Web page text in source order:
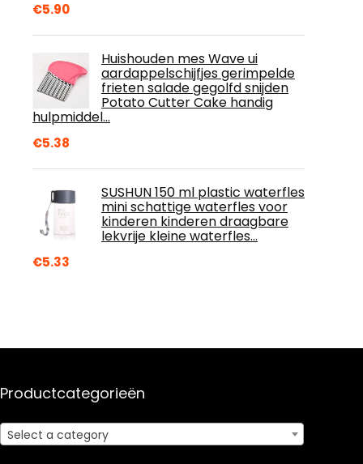
€5.90
Huishouden mes Wave ui
aardappelschijfjes gerimpelde
frieten salade gegolfd snijden
Potato Cutter Cake handig
hulpmiddel…
€5.38
SUSHUN 150 ml plastic waterfles
mini schattige waterfles voor
kinderen kinderen draagbare
lekvrije kleine waterfles…
€5.33
Productcategorieën
Select a category